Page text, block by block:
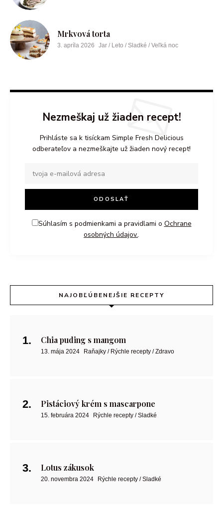
Mrkvová torta
3. apríla 2026 Jar / Leto / Sladké / Veľká noc
Nezmeškaj už žiaden recept!
Prihláste sa k tisíckam Simple Fresh Delicious
odberateľov a nezmeškajte už žiaden nový recept!
Súhlasím s podmienkami a pravidlami o Ochrane
osobných údajov..
NAJOBĽÚBENEJŠIE RECEPTY
Chia puding s mangom
13. mája 2024 Raňajky / Rýchle recepty / Zdravo
Pistáciový krém s mascarpone
15. februára 2024 Rýchle recepty / Sladké
Lotus zákusok
20. novembra 2024 Rýchle recepty / Sladké